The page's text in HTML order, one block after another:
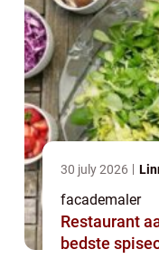
30 july 2026
facademaler
Restaurant aalborg sådan
bedste